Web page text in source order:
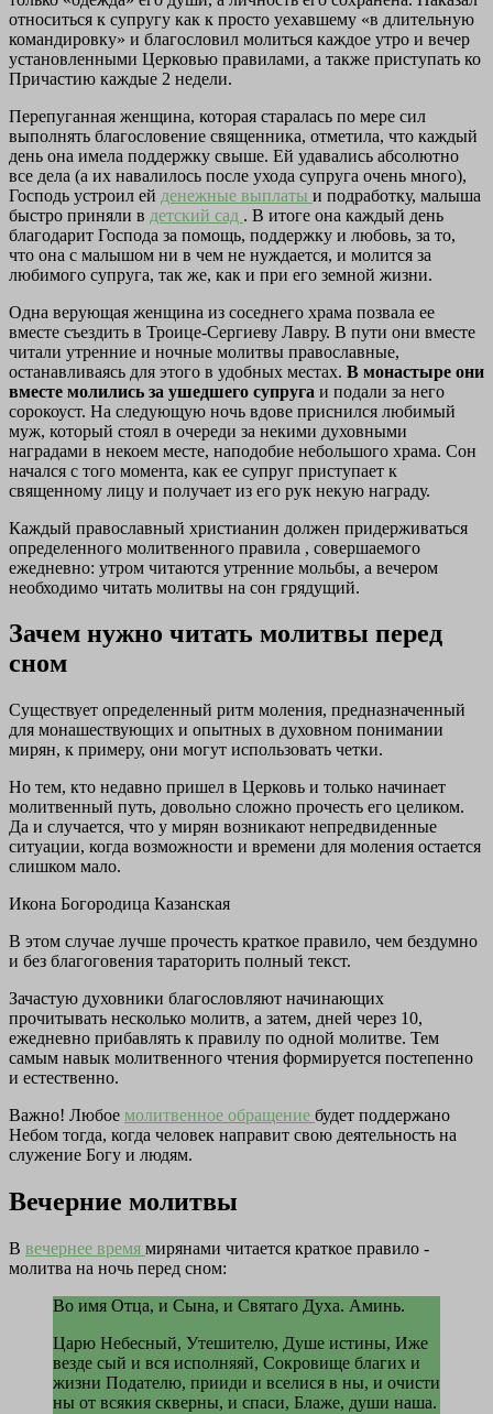
относиться к супругу как к просто уехавшему «в длительную
командировку» и благословил молиться каждое утро и вечер
установленными Церковью правилами, а также приступать ко
Причастию каждые 2 недели.
Перепуганная женщина, которая старалась по мере сил
выполнять благословение священника, отметила, что каждый
день она имела поддержку свыше. Ей удавались абсолютно
все дела (а их навалилось после ухода супруга очень много),
Господь устроил ей денежные выплаты и подработку, малыша
быстро приняли в детский сад . В итоге она каждый день
благодарит Господа за помощь, поддержку и любовь, за то,
что она с малышом ни в чем не нуждается, и молится за
любимого супруга, так же, как и при его земной жизни.
Одна верующая женщина из соседнего храма позвала ее
вместе съездить в Троице-Сергиеву Лавру. В пути они вместе
читали утренние и ночные молитвы православные,
останавливаясь для этого в удобных местах. В монастыре они
вместе молились за ушедшего супруга и подали за него
сорокоуст. На следующую ночь вдове приснился любимый
муж, который стоял в очереди за некими духовными
наградами в некоем месте, наподобие небольшого храма. Сон
начался с того момента, как ее супруг приступает к
священному лицу и получает из его рук некую награду.
Каждый православный христианин должен придерживаться
определенного молитвенного правила , совершаемого
ежедневно: утром читаются утренние мольбы, а вечером
необходимо читать молитвы на сон грядущий.
Зачем нужно читать молитвы перед
сном
Существует определенный ритм моления, предназначенный
для монашествующих и опытных в духовном понимании
мирян, к примеру, они могут использовать четки.
Но тем, кто недавно пришел в Церковь и только начинает
молитвенный путь, довольно сложно прочесть его целиком.
Да и случается, что у мирян возникают непредвиденные
ситуации, когда возможности и времени для моления остается
слишком мало.
Икона Богородица Казанская
В этом случае лучше прочесть краткое правило, чем бездумно
и без благоговения тараторить полный текст.
Зачастую духовники благословляют начинающих
прочитывать несколько молитв, а затем, дней через 10,
ежедневно прибавлять к правилу по одной молитве. Тем
самым навык молитвенного чтения формируется постепенно
и естественно.
Важно! Любое молитвенное обращение будет поддержано
Небом тогда, когда человек направит свою деятельность на
служение Богу и людям.
Вечерние молитвы
В вечернее время мирянами читается краткое правило -
молитва на ночь перед сном:
Во имя Отца, и Сына, и Святаго Духа. Аминь.
Царю Небесный, Утешителю, Душе истины, Иже
везде сый и вся исполняяй, Сокровище благих и
жизни Подателю, прииди и вселися в ны, и очисти
ны от всякия скверны, и спаси, Блаже, души наша.